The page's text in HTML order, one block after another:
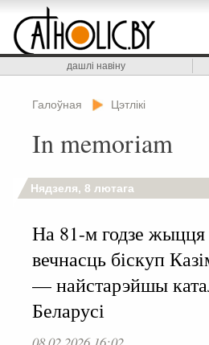
дашлі навіну
Галоўная Цэтлікі
In memoriam
Нядзеля, 8 лютага
На 81-м годзе
вечнасць біскуп
— найстарэйшы
Беларусі